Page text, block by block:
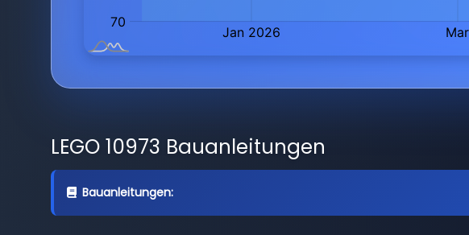
LEGO 10973 Bauanleitungen
Bauanleitungen: